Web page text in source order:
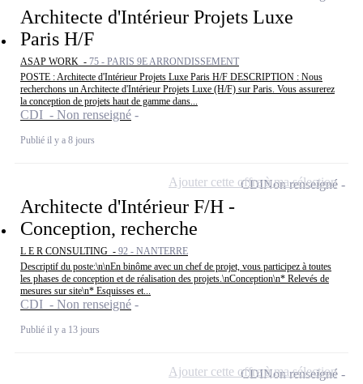
Architecte d'Intérieur Projets Luxe
Paris H/F
ASAP WORK - 75 - PARIS 9E ARRONDISSEMENT
POSTE : Architecte d'Intérieur Projets Luxe Paris H/F DESCRIPTION : Nous
recherchons un Architecte d'Intérieur Projets Luxe (H/F) sur Paris. Vous assurerez
la conception de projets haut de gamme dans...
CDI - Non renseigné
Publié il y a 8 jours
Architecte d'Intérieur F/H -
Conception, recherche
L E R CONSULTING - 92 - NANTERRE
Descriptif du poste:\n\nEn binôme avec un chef de projet, vous participez à toutes
les phases de conception et de réalisation des projets.\nConception\n* Relevés de
mesures sur site\n* Esquisses et...
CDI - Non renseigné
Publié il y a 13 jours
CDINon renseigné
Ajouter cette offre à ma sélection
CDINon renseigné
Ajouter cette offre à ma sélection